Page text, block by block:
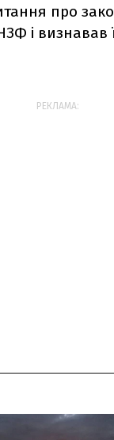
про
і визнавав
РЕКЛАМА: